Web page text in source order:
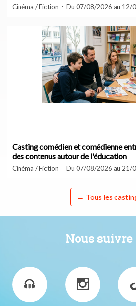
Cinéma / Fiction Du 07/08/2026 au 12/
Casting comédien et comédienne
des contenus autour de l'éducation
Cinéma / Fiction Du 07/08/2026 au 21/
← Tous les
Nous suivre